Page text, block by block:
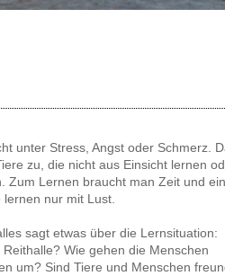
unter Stress, Angst oder Schmerz.
zu, die nicht aus Einsicht lernen
Zum Lernen braucht man Zeit und
nur mit Lust.
sagt etwas über die Lernsituation:
Wie gehen die Menschen
um? Sind Tiere und Menschen